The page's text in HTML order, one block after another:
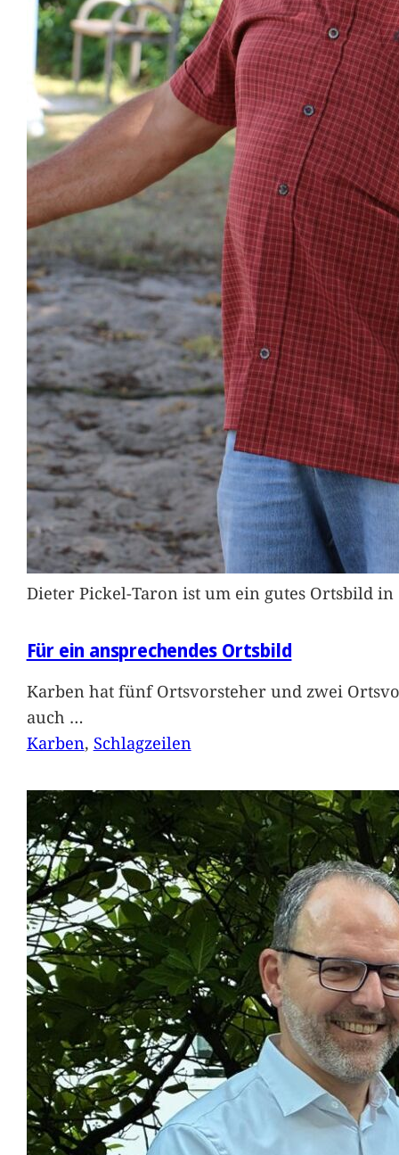
Dieter Pickel-Taron ist um ein gutes Ortsbild
Für ein ansprechendes Ortsbild
Karben hat fünf Ortsvorsteher und zwei
auch …
Karben, Schlagzeilen